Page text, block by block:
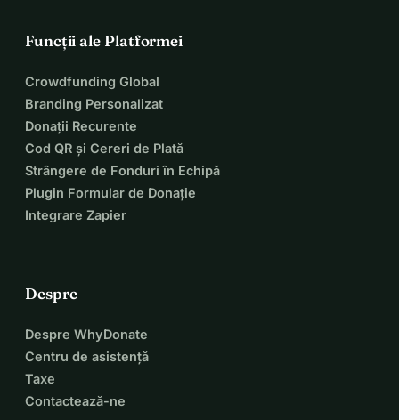
Funcții ale Platformei
Crowdfunding Global
Branding Personalizat
Donații Recurente
Cod QR și Cereri de Plată
Strângere de Fonduri în Echipă
Plugin Formular de Donație
Integrare Zapier
Despre
Despre WhyDonate
Centru de asistență
Taxe
Contactează-ne